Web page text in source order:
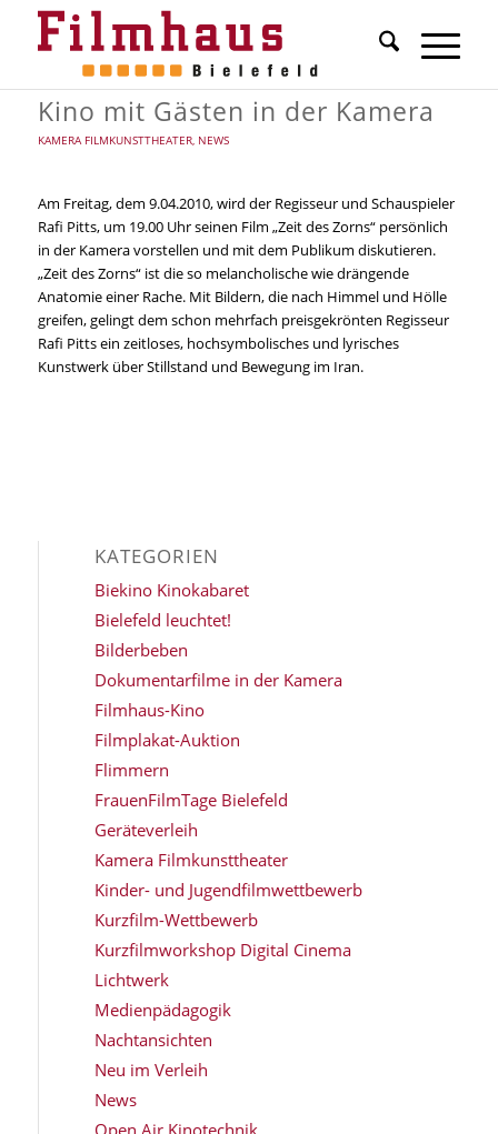
Kino mit Gästen in der Kamera
KAMERA FILMKUNSTTHEATER, NEWS
Am Freitag, dem 9.04.2010, wird der Regisseur und Schauspieler
Rafi Pitts, um 19.00 Uhr seinen Film „Zeit des Zorns“ persönlich
in der Kamera vorstellen und mit dem Publikum diskutieren.
„Zeit des Zorns“ ist die so melancholische wie drängende
Anatomie einer Rache. Mit Bildern, die nach Himmel und Hölle
greifen, gelingt dem schon mehrfach preisgekrönten Regisseur
Rafi Pitts ein zeitloses, hochsymbolisches und lyrisches
Kunstwerk über Stillstand und Bewegung im Iran.
KATEGORIEN
Biekino Kinokabaret
Bielefeld leuchtet!
Bilderbeben
Dokumentarfilme in der Kamera
Filmhaus-Kino
Filmplakat-Auktion
Flimmern
FrauenFilmTage Bielefeld
Geräteverleih
Kamera Filmkunsttheater
Kinder- und Jugendfilmwettbewerb
Kurzfilm-Wettbewerb
Kurzfilmworkshop Digital Cinema
Lichtwerk
Medienpädagogik
Nachtansichten
Neu im Verleih
News